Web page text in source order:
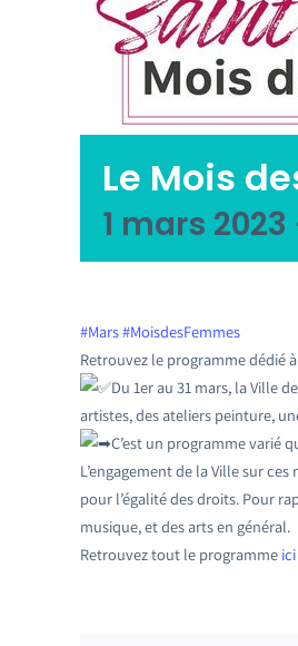
Le Mois
1 mars 2023
#Mars#MoisdesFemmes
Retrouvez le programme dédié
Du 1er au 31 mars, la Ville
artistes, des ateliers peinture,
C’est un programme varié
L’engagement de la Ville sur
pour l’égalité des droits. Pour
musique, et des arts en général.
Retrouvez tout le programme ici